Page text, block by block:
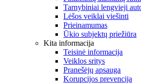
Tarnybiniai lengvieji
Lėšos veiklai viešinti
Prieinamumas
Ūkio subjektų priežiūra
Kita informacija
Teisinė informacija
Veiklos sritys
Pranešėjų apsauga
Korupcijos prevencija